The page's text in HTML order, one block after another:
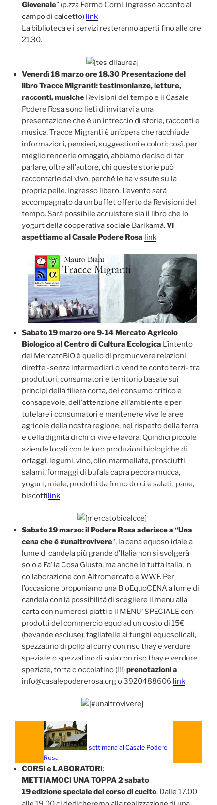
Giovenale” (p.zza Fermo Corni, ingresso accanto al
campo di calcetto) link
La biblioteca e i servizi resteranno aperti fino alle ore
21.30.
Venerdì 18 marzo ore 18.30 Presentazione del
libro Tracce Migranti: testimonianze, letture,
racconti, musiche Revisioni del tempo e il Casale
Podere Rosa sono lieti di invitarvi a una
presentazione che è un intreccio di storie, racconti e
musica. Tracce Migranti è un’opera che racchiude
informazioni, pensieri, suggestioni e colori; così, per
meglio renderle omaggio, abbiamo deciso di far
parlare, oltre all’autore, chi queste storie può
raccontarle dal vivo, perché le ha vissute sulla
propria pelle. Ingresso libero. L’evento sarà
accompagnato da un buffet offerto da Revisioni del
tempo. Sarà possibile acquistare sia il libro che lo
yogurt della cooperativa sociale Barikamà.Vi
aspettiamo al Casale Podere Rosa link
Sabato 19 marzo ore 9-14 Mercato Agricolo
Biologico al Centro di Cultura Ecologica L’intento
del MercatoBIO è quello di promuovere relazioni
dirette -senza intermediari o vendite conto terzi- tra
produttori, consumatori e territorio basate sui
principi della filiera corta, del consumo critico e
consapevole, dell’attenzione all’ambiente e per
tutelare i consumatori e mantenere vive le aree
agricole della nostra regione, nel rispetto della terra
e della dignità di chi ci vive e lavora. Quindici piccole
aziende locali con le loro produzioni biologiche di
ortaggi, legumi, vino, olio, marmellate, prosciutti,
salami, formaggi di bufala capra pecora mucca,
yogurt, miele, prodotti da forno dolci e salati, pane,
biscotti link
Sabato 19 marzo: il Podere Rosa aderisce a “Una
cena che è #unaltrovivere“, la cena equosolidale a
lume di candela più grande d’Italia non si svolgerà
solo a Fa’ la Cosa Giusta, ma anche in tutta Italia, in
collaborazione con Altromercato e WWF. Per
l’occasione proponiamo una BioEquoCENA a lume di
candela con la possibilità di scegliere il menu alla
carta con numerosi piatti o il MENU’ SPECIALE con
prodotti del commercio equo ad un costo di 15€
(bevande escluse): tagliatelle ai funghi equosolidali,
spezzatino di pollo al curry con riso thay e verdure
speziate o spezzatino di soia con riso thay e verdure
speziate, torta cioccolatino (!!!)prenotazioni a
info@casalepodererosa.org o 3920488606 link
settimana al Casale Podere
Rosa
CORSI e LABORATORI:
METTIAMOCI UNA TOPPA 2 sabato
19 edizione speciale del corso di cucito. Dalle 17.00